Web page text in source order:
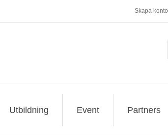
Skapa konto
Utbildning Event Partners